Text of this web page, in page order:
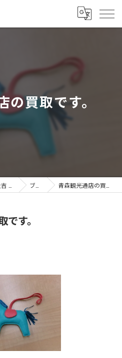
買取です。
ブログ 青森観光通店の買取です。
す。